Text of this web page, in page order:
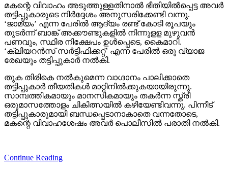
മകന്റെ വിവാഹം അടുത്തുള്ളതിനാല്‍ ഭീതിയില്‍പ്പെട്ട അവര്‍
തട്ടിപ്പുകാരുടെ നിര്‍ദ്ദേശം അനുസരിക്കേണ്ടി വന്നു.
‘ജാമ്യം’ എന്ന പേരില്‍ ആദ്യം രണ്ട് കോടി രൂപയും
തുടര്‍ന്ന് ബാങ്ക് അക്കൗണ്ടുകളില്‍ നിന്നുളള മുഴുവന്‍
പണവും, സ്ഥിര നിക്ഷേപം ഉള്‍പ്പെടെ, കൈമാറി.
‘ക്ലിയറന്‍സ് സര്‍ട്ടിഫിക്കറ്റ്’ എന്ന പേരില്‍ ഒരു വ്യാജ
രേഖയും തട്ടിപ്പുകാര്‍ നല്‍കി.
തുക തിരികെ നല്‍കുമെന്ന വാഗ്ദാനം പാലിക്കാതെ
തട്ടിപ്പുകാര്‍ തീയതികള്‍ മാറ്റിനില്‍ക്കുകയായിരുന്നു.
സാമ്പത്തികമായും മാനസികമായും തകര്‍ന്ന സ്ത്രീ
ഒരുമാസത്തോളം ചികിത്സയില്‍ കഴിയേണ്ടിവന്നു. പിന്നീട്
തട്ടിപ്പുകാരുമായി ബന്ധപ്പെടാനാകാതെ വന്നതോടെ,
മകന്റെ വിവാഹശേഷം അവര്‍ പൊലീസില്‍ പരാതി നല്‍കി.
Continue Reading